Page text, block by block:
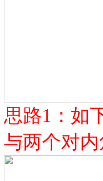
思路1：如
与两个对